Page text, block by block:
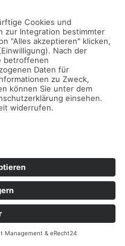
View, CA 94043, United
nutzen wir das so
Sie auf eine von
wird ein Cookie für das
Cookies handelt es sich
Browser auf dem
der Nutzer bestimmte
ist noch nicht
erkennen, dass der
und zu dieser Seite